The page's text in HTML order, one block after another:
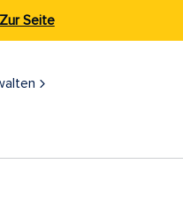
Zur Seite